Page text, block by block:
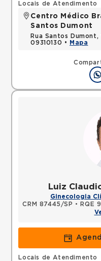
Locais de Atendimento
Centro Médico
Santos Dumont
Rua Santos Dumont,
09310130 •
Mapa
Luiz
Ginecologia
CRM 87445/SP •
RQE
Locais de Atendimento